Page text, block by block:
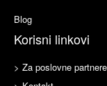
Blog
Korisni linkovi
> Za poslovne partnere